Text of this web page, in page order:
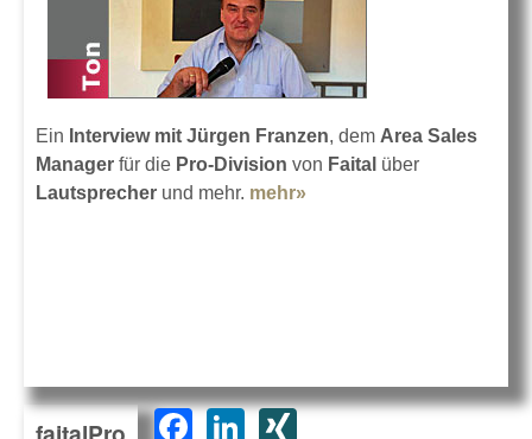
Ein Interview mit Jürgen Franzen, dem Area Sales
Manager für die Pro-Division von Faital über
Lautsprecher und mehr. mehr»
F
Li XI